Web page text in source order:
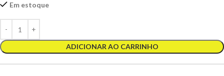
Em estoque
ADICIONAR AO CARRINHO